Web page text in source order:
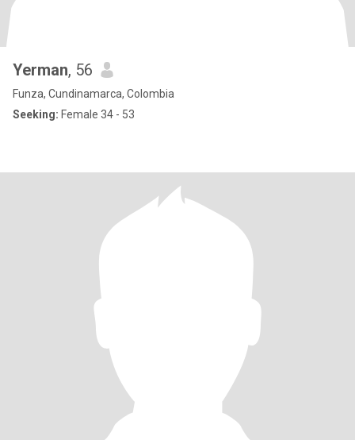
Yerman, 56
Funza, Cundinamarca, Colombia
Seeking: Female 34 - 53